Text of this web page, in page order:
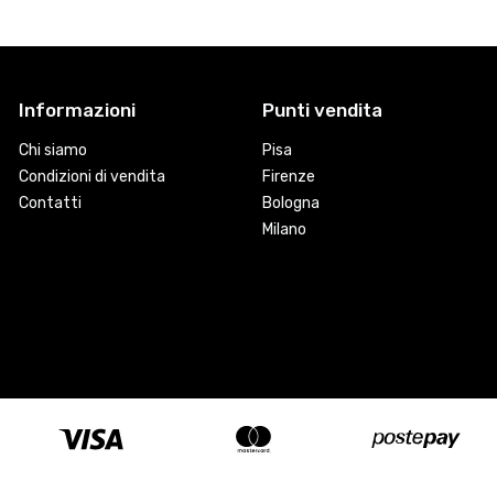
Informazioni
Chi siamo
Condizioni di vendita
Contatti
Punti vendita
Pisa
Firenze
Bologna
Milano